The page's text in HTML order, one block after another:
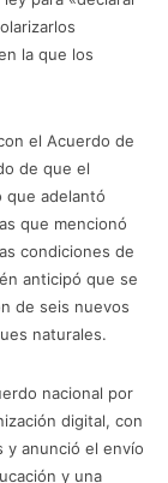
la que los
el Acuerdo de
de que el
que adelantó
que mencionó
condiciones de
anticipó que se
de seis nuevos
naturales.
nacional por
digital, con
y anunció el envío
y una